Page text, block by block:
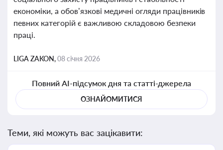
економіки, а обов’язкові медичні огляди працівників
певних категорій є важливою складовою безпеки
праці.
LIGA ZAKON,08 січня 2026
Повний AI-підсумок дня та статті-джерела
ОЗНАЙОМИТИСЯ
Теми, які можуть вас зацікавити: